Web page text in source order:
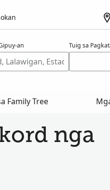
an Tuig sa
Family Tree
nga